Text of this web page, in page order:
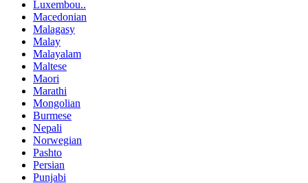
Luxembou..
Macedonian
Malagasy
Malay
Malayalam
Maltese
Maori
Marathi
Mongolian
Burmese
Nepali
Norwegian
Pashto
Persian
Punjabi